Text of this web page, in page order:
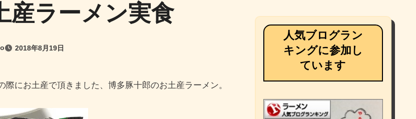
産ラーメン実食
2018年8月19日
際にお土産で頂きました、博多豚十郎のお土産ラーメン。
人気ブログラン
キングに参加し
ています